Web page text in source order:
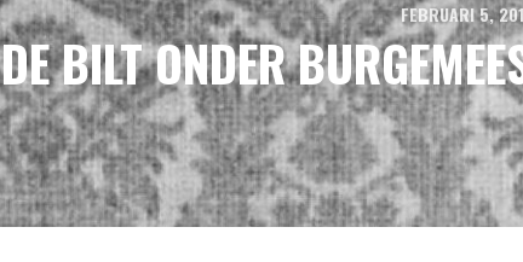
FEBRUARI 5,
DE BILT ONDER